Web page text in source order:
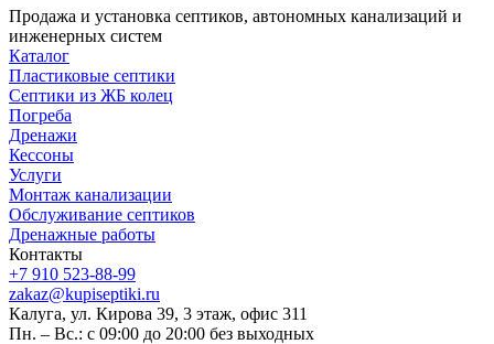
Продажа и установка септиков, автономных канализаций и
инженерных систем
Каталог
Пластиковые септики
Септики из ЖБ колец
Погреба
Дренажи
Кессоны
Услуги
Монтаж канализации
Обслуживание септиков
Дренажные работы
Контакты
+7 910 523-88-99
zakaz@kupiseptiki.ru
Калуга, ул. Кирова 39, 3 этаж, офис 311
Пн. – Вс.: с 09:00 до 20:00 без выходных